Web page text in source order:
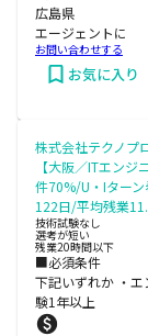
広島県
エージェントに
お問い合わせする
お気に入り
株式会社テクノプ
【大阪／ITエン
件70%/U・Iター
122日/平均残業
技術試験なし
選考が短い
残業20時間以下
■必須条件
下記いずれか ・
験1年以上